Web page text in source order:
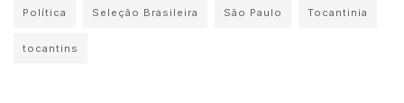
Política Seleção Brasileira São Paulo Tocantinia
tocantins